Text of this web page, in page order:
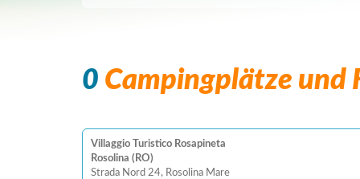
0 Campingplätze und
Villaggio Turistico Rosapineta
Rosolina (RO)
Strada Nord 24, Rosolina Mare